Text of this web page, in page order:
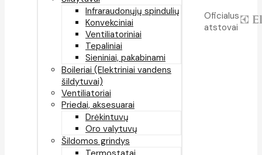
Infraraudonųjų spindulių
Konvekciniai
Ventiliatoriniai
Tepaliniai
Sieniniai, pakabinami
Boileriai (Elektriniai vandens
šildytuvai)
Ventiliatoriai
Priedai, aksesuarai
Drėkintuvų
Oro valytuvų
Šildomos grindys
Oficialus
atstovai